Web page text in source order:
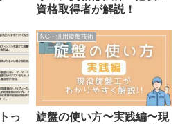
資格取得者が解説！
っ
NC・汎用旋盤技術
旋盤の使い方〜実践編〜現